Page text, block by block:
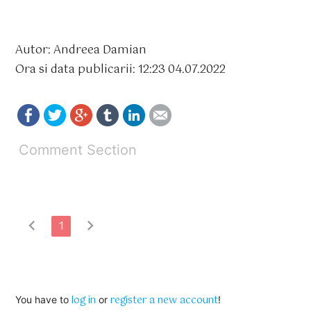
Autor: Andreea Damian
Ora si data publicarii: 12:23 04.07.2022
Comment Section
chevron_left 1 chevron_right
You have tolog in orregister a new account!